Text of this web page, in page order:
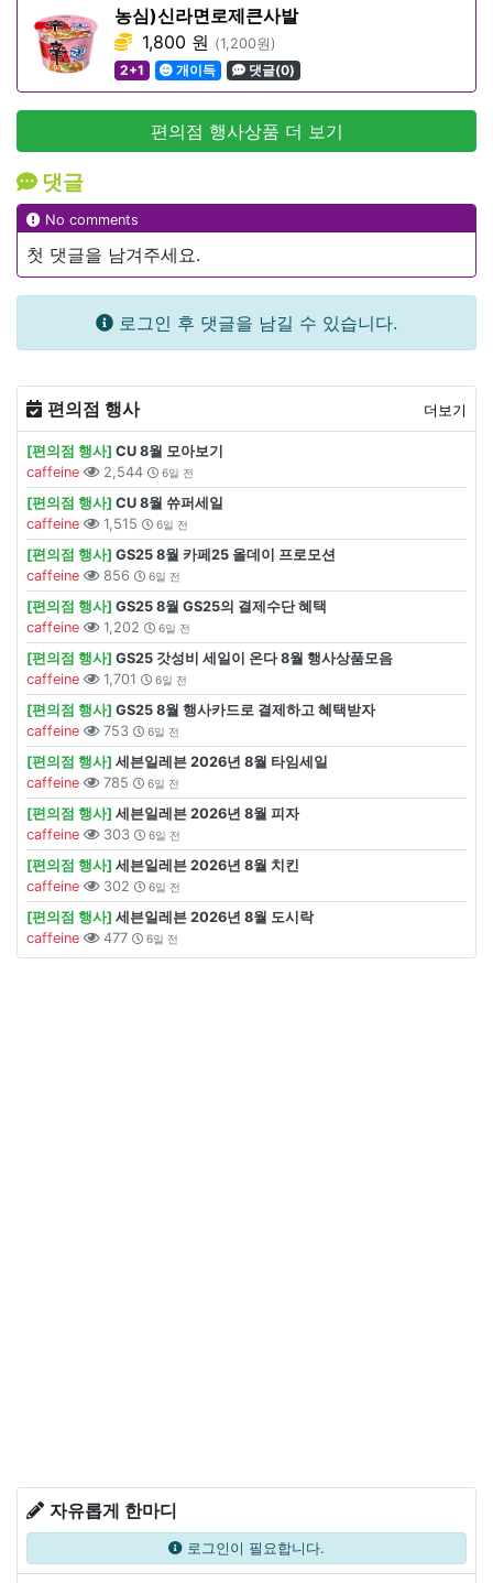
농심)신라면로제큰사발
1,800 원 (1,200원)
2+1
개이득 댓글(0)
편의점 행사상품 더 보기
댓글
No comments
첫 댓글을 남겨주세요.
로그인 후 댓글을 남길 수 있습니다.
편의점 행사 더보기
[편의점 행사] CU 8월 모아보기
caffeine
2,544 6일 전
[편의점 행사] CU 8월 쓔퍼세일
caffeine
1,515 6일 전
[편의점 행사] GS25 8월 카페25 올데이 프로모션
caffeine
856 6일 전
[편의점 행사] GS25 8월 GS25의 결제수단 혜택
caffeine
1,202 6일 전
[편의점 행사] GS25 갓성비 세일이 온다 8월 행사상품모음
caffeine
1,701 6일 전
[편의점 행사] GS25 8월 행사카드로 결제하고 혜택받자
caffeine
753 6일 전
[편의점 행사] 세븐일레븐 2026년 8월 타임세일
caffeine
785 6일 전
[편의점 행사] 세븐일레븐 2026년 8월 피자
caffeine
303 6일 전
[편의점 행사] 세븐일레븐 2026년 8월 치킨
caffeine
302 6일 전
[편의점 행사] 세븐일레븐 2026년 8월 도시락
caffeine
477 6일 전
자유롭게 한마디
로그인이 필요합니다.